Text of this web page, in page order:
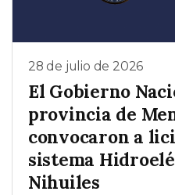
28 de julio de 2026
El Gobierno
provincia de
convocaron a
sistema
Nihuiles